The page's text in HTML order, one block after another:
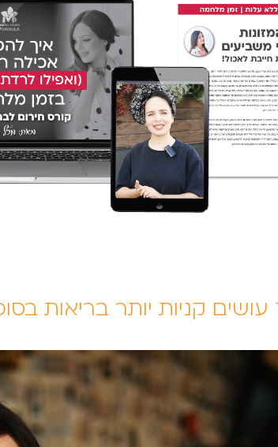
עושים קניות יותר בריאות